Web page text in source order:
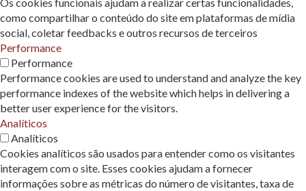
como compartilhar o conteúdo do site em plataformas de mídia
social, coletar feedbacks e outros recursos de terceiros
Performance
Performance
Performance cookies are used to understand and analyze the key
performance indexes of the website which helps in delivering a
better user experience for the visitors.
Analíticos
Analíticos
Cookies analíticos são usados ​​para entender como os visitantes
interagem com o site. Esses cookies ajudam a fornecer
informações sobre as métricas do número de visitantes, taxa de